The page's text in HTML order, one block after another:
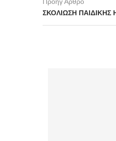
ΣΚΟΛΙΩΣΗ ΠΑΙΔΙΚΗΣ